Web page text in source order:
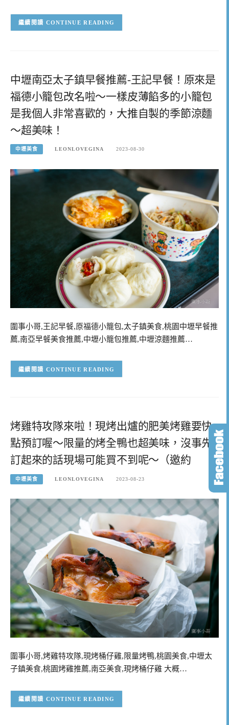
CONTINUE READING
中壢南亞太子鎮早餐推薦-王記早餐！原來是
福德小籠包改名啦～一樣皮薄餡多的小籠包
是我個人非常喜歡的，大推自製的季節涼麵
～超美味！
中壢美食 LEONLOVEGINA 2023-08-30
圍事小哥,王記早餐,原福德小籠包,太子鎮美食,桃園中壢早餐推
薦,南亞早餐美食推薦,中壢小籠包推薦,中壢涼麵推薦…
CONTINUE READING
烤雞特攻隊來啦！現烤出爐的肥美烤雞要快
點預訂喔～限量的烤全鴨也超美味，沒事先
訂起來的話現場可能買不到呢～（邀約
中壢美食 LEONLOVEGINA 2023-08-23
圍事小哥,烤雞特攻隊,現烤桶仔雞,限量烤鴨,桃園美食,中壢太
子鎮美食,桃園烤雞推薦,南亞美食,現烤桶仔雞 大概…
CONTINUE READING